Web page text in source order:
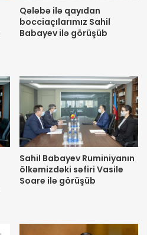
Qələbə ilə qayıdan
bocciaçılarımız Sahil
Babayev ilə görüşüb
Sahil Babayev Ruminiyanın
ölkəmizdəki səfiri Vasile
Soare ilə görüşüb